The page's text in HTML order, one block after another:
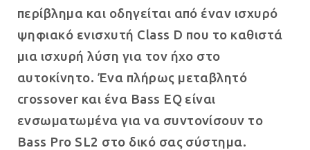
περίβλημα και οδηγείται από έναν ισχυρό
ψηφιακό ενισχυτή Class D που το καθιστά
μια ισχυρή λύση για τον ήχο στο
αυτοκίνητο. Ένα πλήρως μεταβλητό
crossover και ένα Bass EQ είναι
ενσωματωμένα για να συντονίσουν το
Bass Pro SL2 στο δικό σας σύστημα.